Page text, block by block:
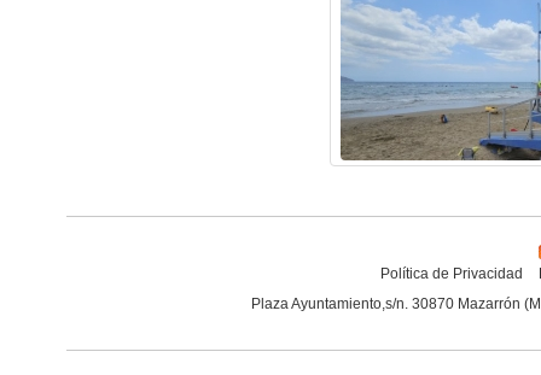
Política de Privacidad
Plaza Ayuntamiento,s/n. 30870 Mazarrón